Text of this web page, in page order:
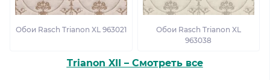
Обои Rasch Trianon XL 963021
Обои Rasch Trianon XL
963038
Trianon XII – Смотреть все